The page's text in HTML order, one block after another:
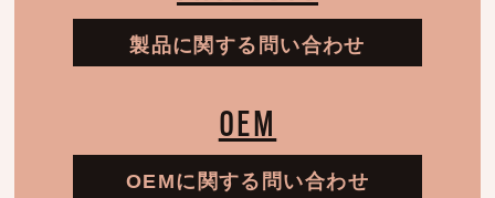
製品に関する問い合わせ
OEM
OEMに関する問い合わせ